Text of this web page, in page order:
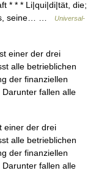
* * * Li|qui|di|tät, die;
seine… …
Universal-
einer der drei
alle betrieblichen
der finanziellen
fallen alle
einer der drei
alle betrieblichen
der finanziellen
fallen alle